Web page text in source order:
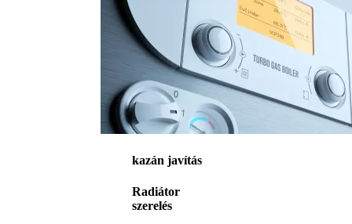
kazán javítás
Radiátor
szerelés